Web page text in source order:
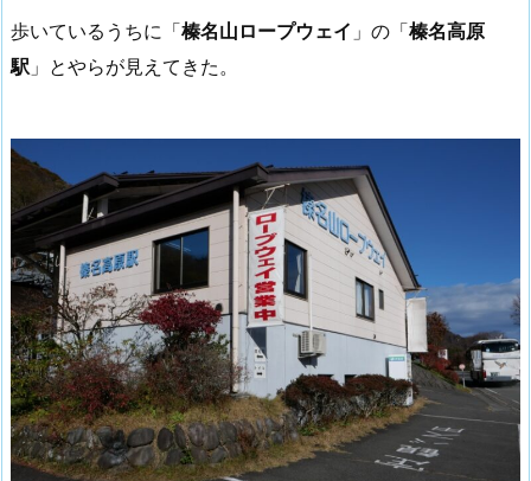
歩いているうちに「榛名山ロープウェイ 」の「榛名高原
駅 」とやらが見えてきた。